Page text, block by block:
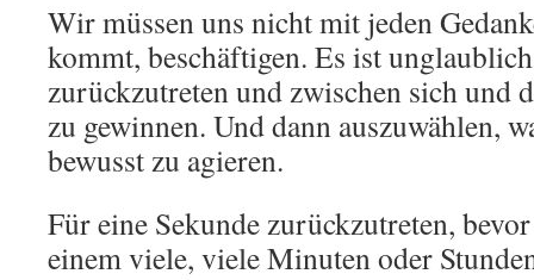
Wir müssen uns nicht mit jeden
kommt, beschäftigen. Es ist
zurückzutreten und zwischen sich und
zu gewinnen. Und dann auszuwählen,
bewusst zu agieren.
Für eine Sekunde zurückzutreten,
einem viele, viele Minuten oder